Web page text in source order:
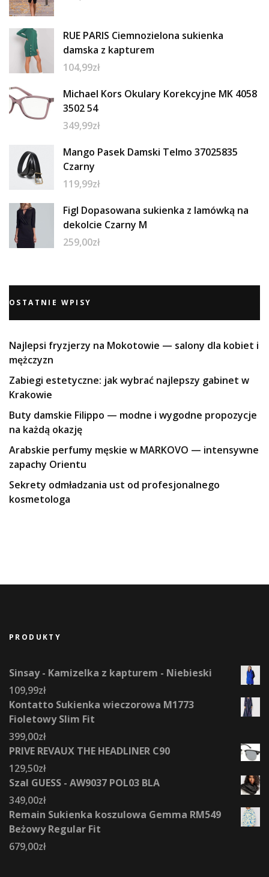
RUE PARIS Ciemnozielona sukienka
damska z kapturem
104,99zł
Michael Kors Okulary Korekcyjne MK 4058
3502 54
349,99zł
Mango Pasek Damski Telmo 37025835
Czarny
119,99zł
Figl Dopasowana sukienka z lamówką na
dekolcie Czarny M
259,00zł
OSTATNIE WPISY
Najlepsi fryzjerzy na Mokotowie — salony dla kobiet i
mężczyzn
Zabiegi estetyczne: jak wybrać najlepszy gabinet w
Krakowie
Buty damskie Filippo — modne i wygodne propozycje
na każdą okazję
Arabskie perfumy męskie w MARKOVO — intensywne
zapachy Orientu
Sekrety odmładzania ust od profesjonalnego
kosmetologa
PRODUKTY
Sinsay - Kamizelka z kapturem - Niebieski
109,99zł
Kontatto Sukienka wieczorowa M1773
Fioletowy Slim Fit
399,00zł
PRIVE REVAUX THE HEADLINER C90
129,50zł
Szal GUESS - AW9037 POL03 BLA
349,00zł
Remain Sukienka koszulowa Gemma RM549
Beżowy Regular Fit
679,00zł